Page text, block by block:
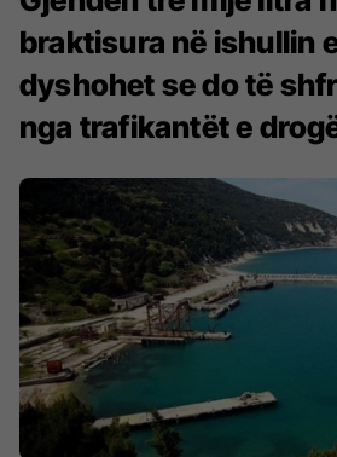
braktisura në ishullin
dyshohet se do të
nga trafikantët e